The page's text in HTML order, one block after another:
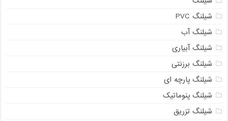
شیلنگ PVC
شیلنگ آب
شیلنگ آبیاری
شیلنگ برزنتی
شیلنگ پارچه ای
شیلنگ پنوماتیک
شیلنگ تزریق